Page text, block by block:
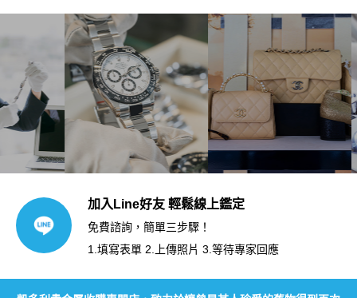
加入Line好友 輕鬆線上鑑定
免費諮詢，簡單三步驟！
1.填寫表單 2.上傳照片 3.等待專家回應